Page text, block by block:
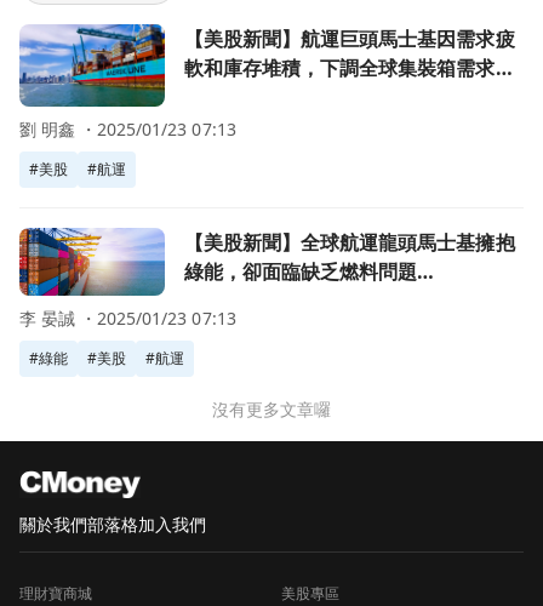
前往【美股新聞】航運巨頭馬士基因需求疲軟和庫存堆積，
【美股新聞】航運巨頭馬士基因需求疲
軟和庫存堆積，下調全球集裝箱需求預
#美股 #航運
劉 明鑫 ・ 2025/01/23 07:13
前往【美股新聞】全球航運龍頭馬士基擁抱綠能，卻面臨缺
【美股新聞】全球航運龍頭馬士基擁抱
綠能，卻面臨缺乏燃料問題
#綠能 #美股 #航運
李 晏誠 ・ 2025/01/23 07:13
沒有更多文章囉
關於我們部落格加入我們
理財寶商城 美股專區